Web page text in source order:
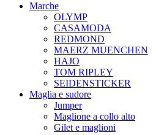
Marche
OLYMP
CASAMODA
REDMOND
MAERZ MUENCHEN
HAJO
TOM RIPLEY
SEIDENSTICKER
Maglia e sudore
Jumper
Maglione a collo alto
Gilet e maglioni